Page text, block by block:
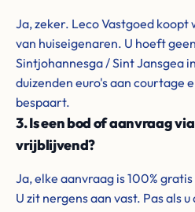
Ja, zeker. Leco Vastgoed
van huiseigenaren. U hoeft
Sintjohannesga / Sint Jansgea
duizenden euro's aan courtage
bespaart.
3. Is een bod of aanvraag
vrijblijvend?
Ja, elke aanvraag is 100%
U zit nergens aan vast. Pas als